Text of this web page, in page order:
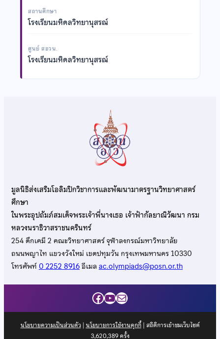
สถานศึกษา
โรงเรียนมหิดลวิทยานุสรณ์
ศูนย์ สอวน.
โรงเรียนมหิดลวิทยานุสรณ์
มูลนิธิส่งเสริมโอลิมปิกวิชาการและพัฒนามาตรฐานวิทยาศาสตร์
ศึกษา
ในพระอุปถัมภ์สมเด็จพระเจ้าพี่นางเธอ เจ้าฟ้ากัลยาณิวัฒนา กรม
หลวงนราธิวาสราชนครินทร์
254 ตึกเคมี 2 คณะวิทยาศาสตร์ จุฬาลงกรณ์มหาวิทยาลัย
ถนนพญาไท แขวงวังใหม่ เขตปทุมวัน กรุงเทพมหานคร 10330
โทรศัพท์0 2252 8916อีเมลac.olympiads@posn.or.th
Facebook
YouTube
Mail
นโยบายความเป็นส่วนตัว| นโยบายการใช้งานคุกกี้| สถิติการเข้าชมเว็บไซต์
3,620,389ครั้ง